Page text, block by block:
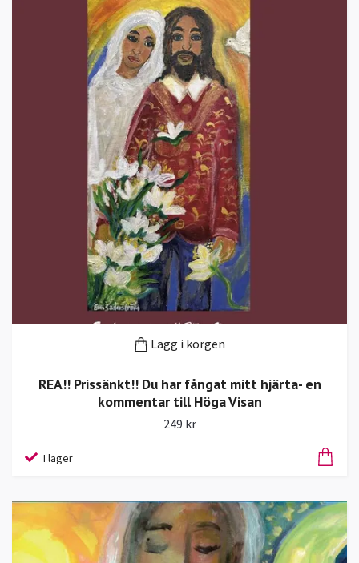
Lägg i korgen
REA!! Prissänkt!! Du har fångat mitt hjärta- en
kommentar till Höga Visan
249 kr
I lager